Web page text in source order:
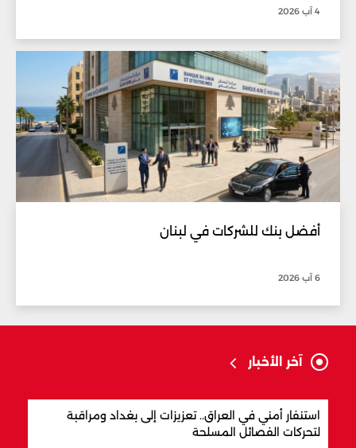
4 آب 2026
أفضل بنك للشركات في لبنان
6 آب 2026
آخر الأخبار
استنفار أمني في العراق.. تعزيزات إلى بغداد ومراقبة
لتحركات الفصائل المسلحة